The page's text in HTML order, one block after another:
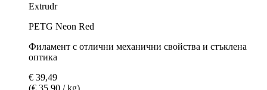
Extrudr
PETG Neon Red
Филамент с отлични механични свойства и стъклена
оптика
€ 39,49
(€ 35,90 / kg)